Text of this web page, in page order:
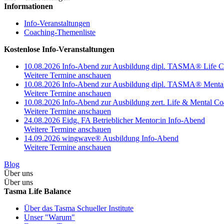
Informationen
Info-Veranstaltungen
Coaching-Themenliste
Kostenlose Info-Veranstaltungen
10.08.2026 Info-Abend zur Ausbildung dipl. TASMA® Life
Weitere Termine anschauen
10.08.2026 Info-Abend zur Ausbildung dipl. TASMA®
Weitere Termine anschauen
10.08.2026 Info-Abend zur Ausbildung zert. Life & Mental
Weitere Termine anschauen
24.08.2026 Eidg. FA Betrieblicher Mentor:in Info-Abend
Weitere Termine anschauen
14.09.2026 wingwave® Ausbildung Info-Abend
Weitere Termine anschauen
Blog
Über uns
Über uns
Tasma Life Balance
Über das Tasma Schueller Institute
Unser "Warum"